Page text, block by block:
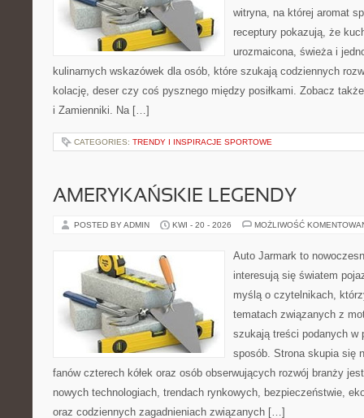
witryna, na której aromat
receptury pokazują, że
urozmaicona, świeża i
kulinarnych wskazówek dla osób, które szukają codziennych
kolację, deser czy coś pysznego między posiłkami. Zobacz
i Zamienniki. Na […]
CATEGORIES: TRENDY I INSPIRACJE SPORTOWE
AMERYKAŃSKIE LEGENDY
POSTED BY ADMIN KWI - 20 - 2026 MOŻLIWOŚĆ
Auto Jarmark to
interesują się światem
myślą o czytelnikach,
tematach związanych z
szukają treści podanych w
sposób. Strona skupia się
fanów czterech kółek oraz osób obserwujących rozwój branży
nowych technologiach, trendach rynkowych, bezpieczeństwie,
oraz codziennych zagadnieniach związanych […]